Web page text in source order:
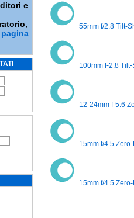
e
55mm f/2.8 Tilt-
100mm f-2.8
12-24mm f-5.6
15mm f/4.5
15mm f/4.5